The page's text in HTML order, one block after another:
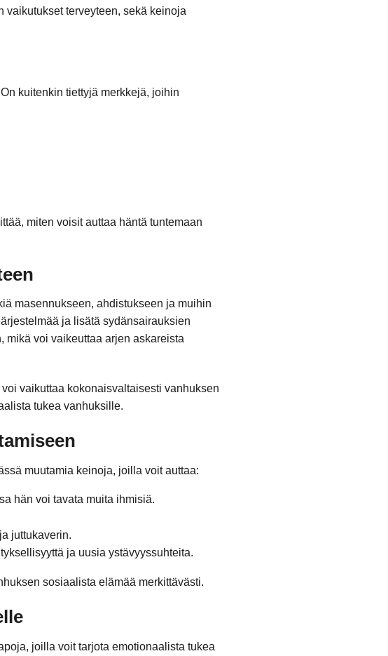
vaikutukset terveyteen, sekä keinoja
kuitenkin tiettyjä merkkejä, joihin
miten voisit auttaa häntä tuntemaan
masennukseen, ahdistukseen ja muihin
ja lisätä sydänsairauksien
mikä voi vaikeuttaa arjen askareista
vaikuttaa kokonaisvaltaisesti vanhuksen
tukea vanhuksille.
muutamia keinoja, joilla voit auttaa:
hän voi tavata muita ihmisiä.
juttukaverin.
ja uusia ystävyyssuhteita.
sosiaalista elämää merkittävästi.
joilla voit tarjota emotionaalista tukea